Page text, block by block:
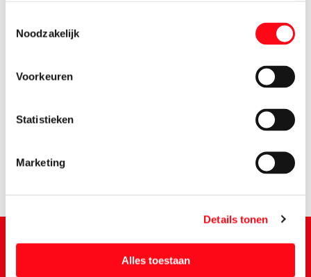
Noodzakelijk
Voorkeuren
Statistieken
Marketing
Details tonen
Alles toestaan
2.99